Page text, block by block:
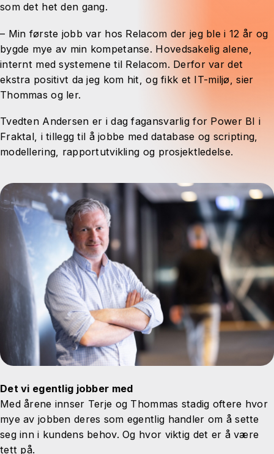
som det het den gang.
– Min første jobb var hos Relacom der jeg ble i 12 år og
bygde mye av min kompetanse. Hovedsakelig alene,
internt med systemene til Relacom. Derfor var det
ekstra positivt da jeg kom hit, og fikk et IT-miljø, sier
Thommas og ler.
Tvedten Andersen er i dag fagansvarlig for Power BI i
Fraktal, i tillegg til å jobbe med database og scripting,
modellering, rapportutvikling og prosjektledelse.
Det vi egentlig jobber med
Med årene innser Terje og Thommas stadig oftere hvor
mye av jobben deres som egentlig handler om å sette
seg inn i kundens behov. Og hvor viktig det er å være
tett på.